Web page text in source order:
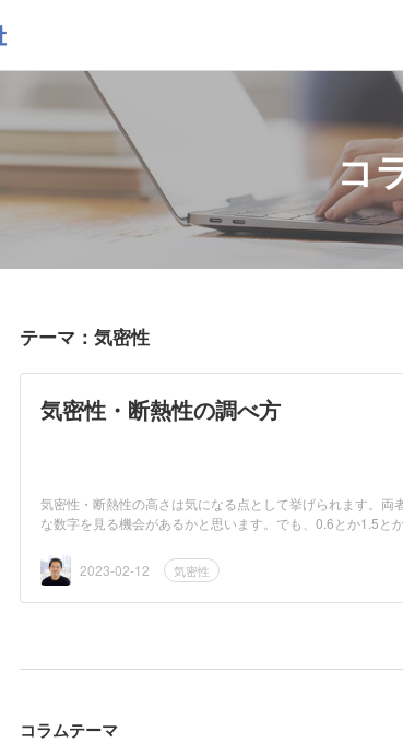
コ
テーマ：気密性
気密性・断熱性の調べ方
気密性・断熱性の高さは気になる点として挙げられます。
な数字を見る機会があるかと思います。でも、0.6とか1.5と
2023-02-12
気密性
コラムテーマ